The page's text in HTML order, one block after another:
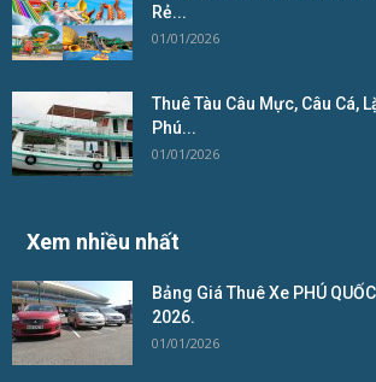
Rẻ...
01/01/2026
Thuê Tàu Câu Mực, Câu Cá,
Phú...
01/01/2026
Xem nhiều nhất
Bảng Giá Thuê Xe PHÚ
2026.
01/01/2026